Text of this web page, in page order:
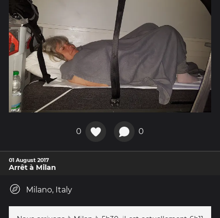
0 0
01 August 2017
Arrêt à Milan
Milano, Italy